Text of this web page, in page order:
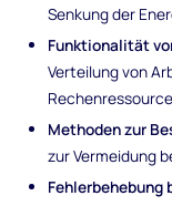
Senkung der
Funktionalität
Verteilung von
Methoden zur
zur Vermeidung
Fehlerbehebung